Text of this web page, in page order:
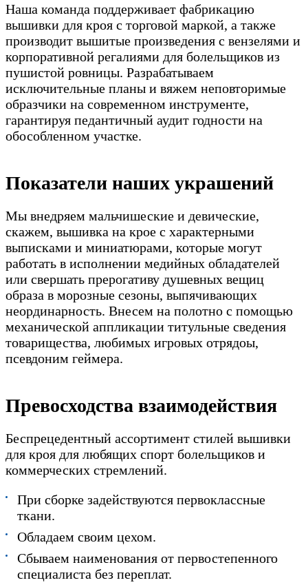
Наша команда поддерживает фабрикацию
вышивки для кроя с торговой маркой, а также
производит вышитые произведения с вензелями и
корпоративной регалиями для болельщиков из
пушистой ровницы. Разрабатываем
исключительные планы и вяжем неповторимые
образчики на современном инструменте,
гарантируя педантичный аудит годности на
обособленном участке.
Показатели наших украшений
Мы внедряем мальчишеские и девические,
скажем, вышивка на крое с характерными
выписками и миниатюрами, которые могут
работать в исполнении медийных обладателей
или свершать прерогативу душевных вещиц
образа в морозные сезоны, выпячивающих
неординарность. Внесем на полотно с помощью
механической аппликации титульные сведения
товарищества, любимых игровых отрядоы,
псевдоним геймера.
Превосходства взаимодействия
Беспрецедентный ассортимент стилей вышивки
для кроя для любящих спорт болельщиков и
коммерческих стремлений.
При сборке задействуются первоклассные
ткани.
Обладаем своим цехом.
Сбываем наименования от первостепенного
специалиста без переплат.